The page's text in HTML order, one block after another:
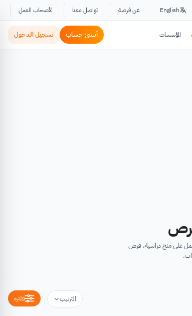
English عن فرصة تواصل معنا لأصحاب العمل
المؤسسات أنشئ حساب تسجيل الدخول
على منح دراسية، فرص
الترتيب فلتره